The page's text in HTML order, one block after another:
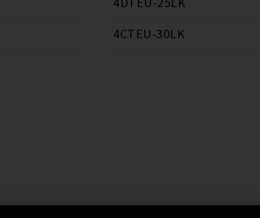
4CTEU-30LK